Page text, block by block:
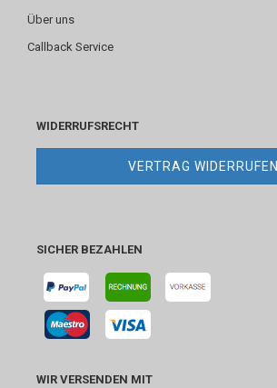
Über uns
Callback Service
WIDERRUFSRECHT
VERTRAG WIDERRUFEN
SICHER BEZAHLEN
WIR VERSENDEN MIT